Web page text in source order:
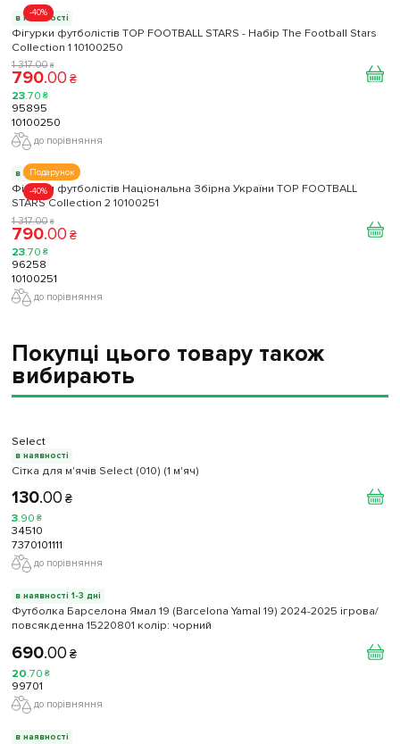
-40%
в наявності
Фігурки футболістів TOP FOOTBALL STARS - Набір The Football Stars
Collection 1 10100250
1 317.00 ₴
790.00 ₴
23.70 ₴
95895
10100250
до порівняння
Подарунок
-40%
в наявності
Фігурки футболістів Національна Збірна України TOP FOOTBALL
STARS Collection 2 10100251
1 317.00 ₴
790.00 ₴
23.70 ₴
96258
10100251
до порівняння
Покупці цього товару також
вибирають
Select
в наявності
Сітка для м'ячів Select (010) (1 м'яч)
130.00 ₴
3.90 ₴
34510
7370101111
до порівняння
в наявності 1-3 дні
Футболка Барселона Ямал 19 (Barcelona Yamal 19) 2024-2025 ігрова/
повсякденна 15220801 колiр: чорний
690.00 ₴
20.70 ₴
99701
до порівняння
в наявності